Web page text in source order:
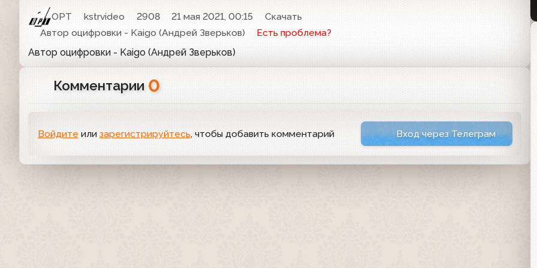
ОРТ kstrvideo 2908 21 мая 2021, 00:15
Скачать
Автор оцифровки - Kaigo (Андрей Зверьков)
Есть проблема?
Автор оцифровки - Kaigo (Андрей Зверьков)
Комментарии 0
Войдите или зарегистрируйтесь, чтобы добавить комментарий Вход через Телеграм